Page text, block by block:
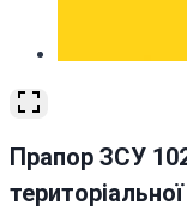
Прапор ЗСУ